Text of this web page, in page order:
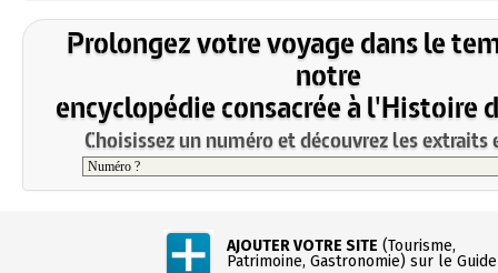
Prolongez votre voyage dans le
notre
encyclopédie consacrée à l'Histoire
Choisissez un numéro et découvrez les extraits
AJOUTER VOTRE SITE (Tourisme,
Patrimoine, Gastronomie) sur le Guide